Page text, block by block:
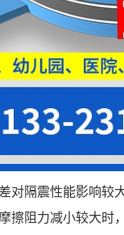
对隔震性能影响较
擦阻力减小较大时